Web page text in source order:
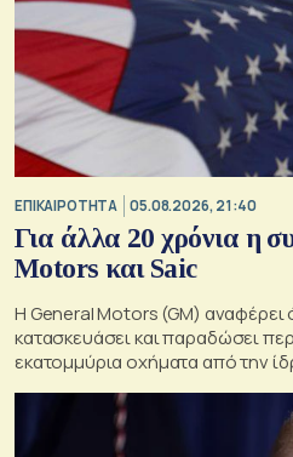
ΕΠΙΚΑΙΡΟΤΗΤΑ 05.08.2026, 21:40
Για άλλα 20 χρόνια η
Motors και Saic
Η General Motors (GM) αναφέρει
κατασκευάσει και παραδώσει
εκατομμύρια οχήματα από την